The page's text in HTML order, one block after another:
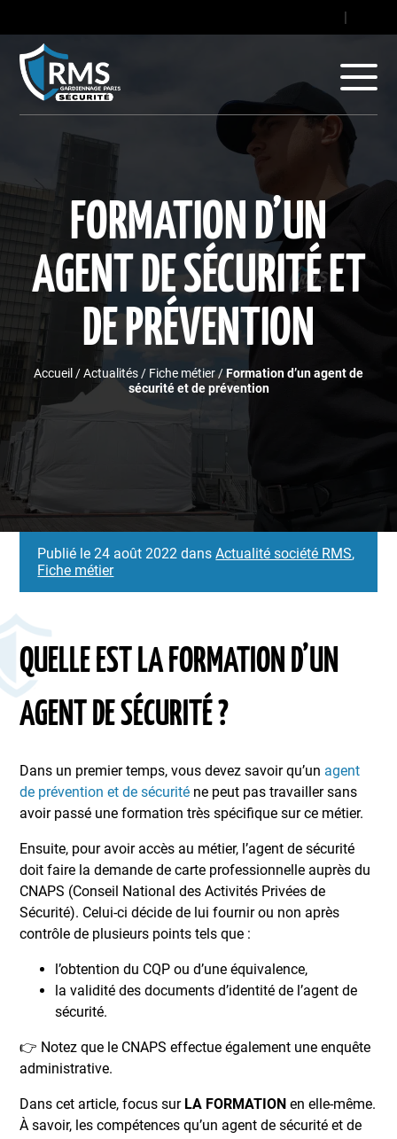
|
FORMATION D’UN
AGENT DE SÉCURITÉ ET
DE PRÉVENTION
Accueil /Actualités / Fiche métier/Formation d’un agent de
sécurité et de prévention
Publié le 24 août 2022 dansActualité société RMS,
Fiche métier
QUELLE EST LA FORMATION D’UN
AGENT DE SÉCURITÉ ?
Dans un premier temps, vous devez savoir qu’un agent
de prévention et de sécurité ne peut pas travailler sans
avoir passé une formation très spécifique sur ce métier.
Ensuite, pour avoir accès au métier, l’agent de sécurité
doit faire la demande de carte professionnelle auprès du
CNAPS (Conseil National des Activités Privées de
Sécurité). Celui-ci décide de lui fournir ou non après
contrôle de plusieurs points tels que :
l’obtention du CQP ou d’une équivalence,
la validité des documents d’identité de l’agent de
sécurité.
👉 Notez que le CNAPS effectue également une enquête
administrative.
Dans cet article, focus sur LA FORMATION en elle-même.
À savoir, les compétences qu’un agent de sécurité et de